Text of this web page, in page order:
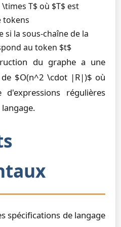
T$ où $T$ est
tokens
si la sous-chaîne de la
au token $t$
du graphe a une
$O(n^2 \cdot |R|)$ où
régulières
spécifications de langage